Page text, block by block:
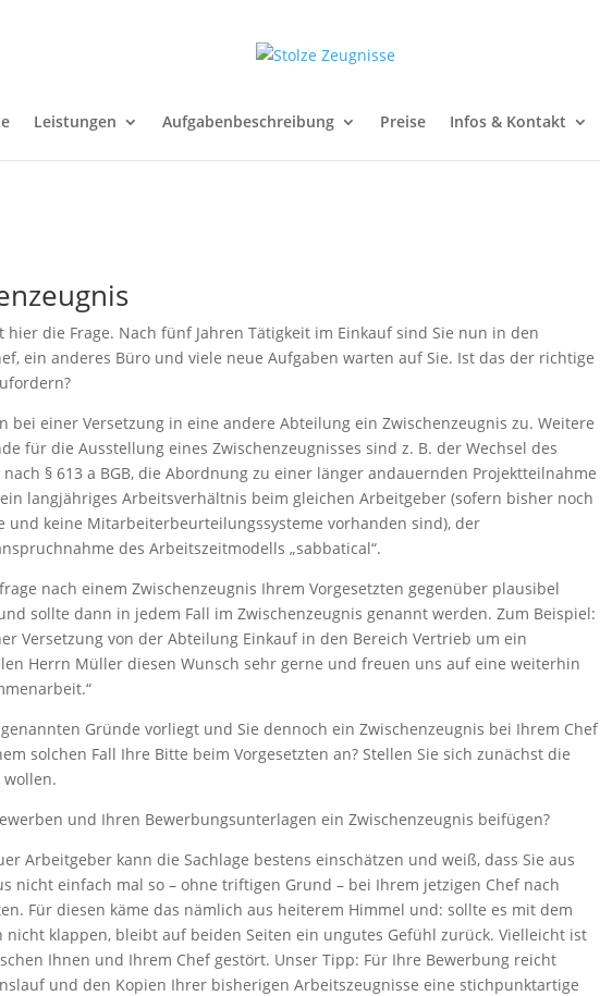
Leistungen Aufgabenbeschreibung Preise Infos & Kontakt
hier die Frage. Nach fünf Jahren Tätigkeit im Einkauf sind Sie nun in den
ein anderes Büro und viele neue Aufgaben warten auf Sie. Ist das der richtige
bei einer Versetzung in eine andere Abteilung ein Zwischenzeugnis zu. Weitere
für die Ausstellung eines Zwischenzeugnisses sind z. B. der Wechsel des
§ 613 a BGB, die Abordnung zu einer länger andauernden Projektteilnahme
langjähriges Arbeitsverhältnis beim gleichen Arbeitgeber (sofern bisher noch
und keine Mitarbeiterbeurteilungssysteme vorhanden sind), der
des Arbeitszeitmodells „sabbatical“.
nach einem Zwischenzeugnis Ihrem Vorgesetzten gegenüber plausibel
sollte dann in jedem Fall im Zwischenzeugnis genannt werden. Zum Beispiel:
Versetzung von der Abteilung Einkauf in den Bereich Vertrieb um ein
Herrn Müller diesen Wunsch sehr gerne und freuen uns auf eine weiterhin
Gründe vorliegt und Sie dennoch ein Zwischenzeugnis bei Ihrem Chef
solchen Fall Ihre Bitte beim Vorgesetzten an? Stellen Sie sich zunächst die
wollen.
und Ihren Bewerbungsunterlagen ein Zwischenzeugnis beifügen?
Arbeitgeber kann die Sachlage bestens einschätzen und weiß, dass Sie aus
nicht einfach mal so – ohne triftigen Grund – bei Ihrem jetzigen Chef nach
Für diesen käme das nämlich aus heiterem Himmel und: sollte es mit dem
nicht klappen, bleibt auf beiden Seiten ein ungutes Gefühl zurück. Vielleicht ist
Ihnen und Ihrem Chef gestört. Unser Tipp: Für Ihre Bewerbung reicht
und den Kopien Ihrer bisherigen Arbeitszeugnisse eine stichpunktartige